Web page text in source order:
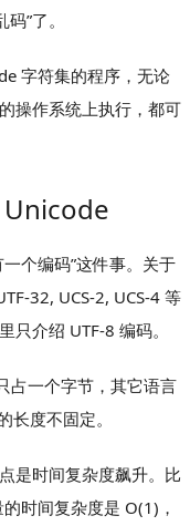
”了。
字符集的程序，无论
操作系统上执行，都可
Unicode
个编码”这件事。关于
32, UCS-2, UCS-4 等
介绍 UTF-8 编码。
占一个字节，其它语言
度不固定。
是时间复杂度飙升。比
时间复杂度是 O(1)，